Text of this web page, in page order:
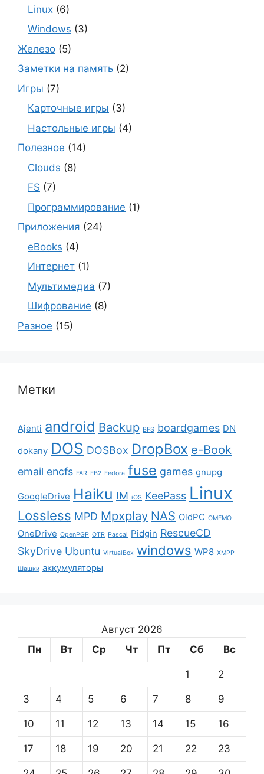
Linux (6)
Windows (3)
Железо (5)
Заметки на память (2)
Игры (7)
Карточные игры (3)
Настольные игры (4)
Полезное (14)
Clouds (8)
FS (7)
Программирование (1)
Приложения (24)
eBooks (4)
Интернет (1)
Мультимедиа (7)
Шифрование (8)
Разное (15)
Метки
Ajenti android Backup BFS boardgames DN
dokany DOS DOSBox DropBox e-Book
email encfs FAR FB2 Fedora fuse games gnupg
GoogleDrive Haiku IM iOS KeePass Linux
Lossless MPD Mpxplay NAS OldPC OMEMO
OneDrive OpenPGP OTR Pascal Pidgin RescueCD
SkyDrive Ubuntu VirtualBox windows WP8 XMPP
Шашки аккумуляторы
Август 2026
Пн
Вт Ср Чт Пт Сб Вс
1 2
3 4 5 6 7 8 9
10 11 12 13 14 15 16
17 18 19 20 21 22 23